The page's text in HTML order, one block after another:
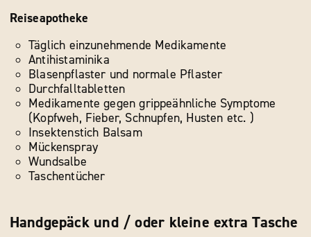
Reiseapotheke
Täglich einzunehmende Medikamente
Antihistaminika
Blasenpflaster und normale Pflaster
Durchfalltabletten
Medikamente gegen grippeähnliche Symptome
(Kopfweh, Fieber, Schnupfen, Husten etc. )
Insektenstich Balsam
Mückenspray
Wundsalbe
Taschentücher
Handgepäck und / oder kleine extra Tasche